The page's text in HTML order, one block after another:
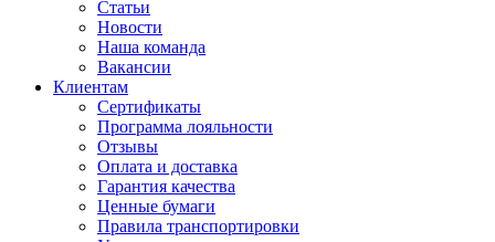
Статьи
Новости
Наша команда
Вакансии
Клиентам
Сертификаты
Программа лояльности
Отзывы
Оплата и доставка
Гарантия качества
Ценные бумаги
Правила транспортировки